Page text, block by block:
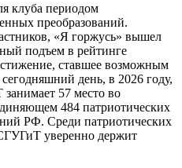
клуба периодом
преобразований.
«Я горжусь» вышел
подъем в рейтинге
ставшее возможным
день, в 2026 году,
57 место во
484 патриотических
РФ. Среди патриотических
уверенно держит